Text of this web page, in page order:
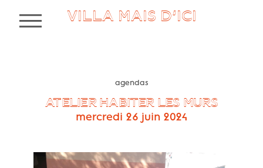
VILLA MAIS D’ICI
MENU
agendas
ATELIER HABITER LES MURS
mercredi 26 juin 2024